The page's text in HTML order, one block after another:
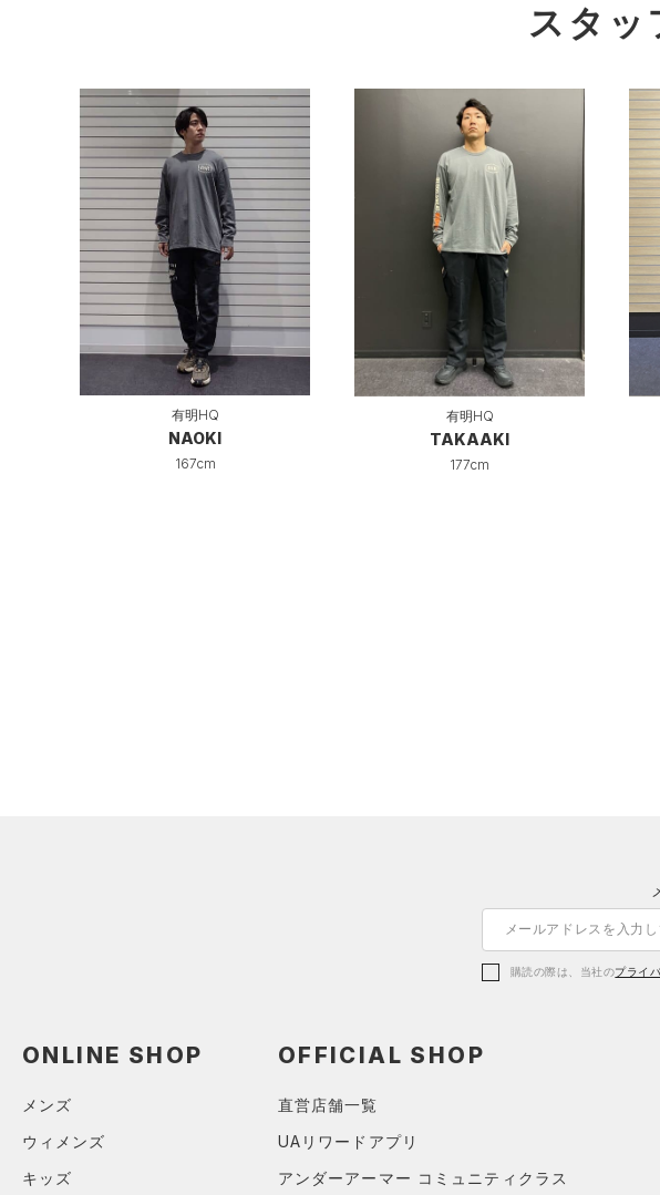
スタッ
有明HQ
NAOKI
167cm
有明HQ
TAKAAKI
177cm
購読の際は、当社のプライ
ONLINE SHOP
メンズ
ウィメンズ
キッズ
OFFICIAL SHOP
直営店舗一覧
UAリワードアプリ
アンダーアーマー コミュニティクラス